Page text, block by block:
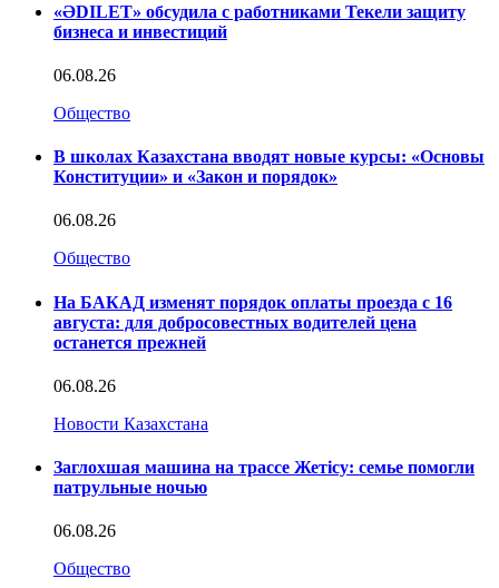
«ӘDILET» обсудила с работниками Текели защиту
бизнеса и инвестиций
06.08.26
Общество
В школах Казахстана вводят новые курсы: «Основы
Конституции» и «Закон и порядок»
06.08.26
Общество
На БАКАД изменят порядок оплаты проезда с 16
августа: для добросовестных водителей цена
останется прежней
06.08.26
Новости Казахстана
Заглохшая машина на трассе Жетісу: семье помогли
патрульные ночью
06.08.26
Общество